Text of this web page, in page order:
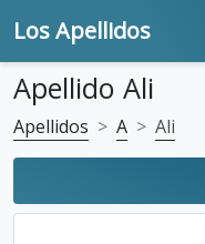
Los Apellidos
Apellido Ali
Apellidos A Ali